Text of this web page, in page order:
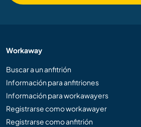
Workaway
Buscar a un anfitrión
Información para anfitriones
Información para workawayers
Registrarse como workawayer
Registrarse como anfitrión